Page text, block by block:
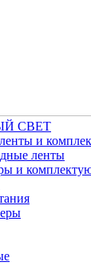
СВЕТ
и
ленты
и